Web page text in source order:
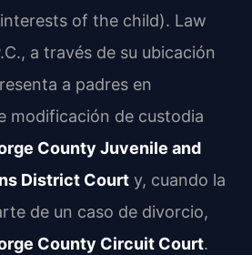
of the child). Law
a través de su ubicación
a padres en
modificación de custodia
County Juvenile and
District Court y, cuando la
de un caso de divorcio,
County Circuit Court.